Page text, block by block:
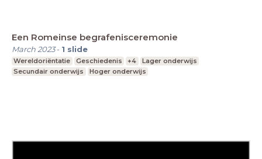
Een Romeinse begrafenisceremonie
March 2023- 1 slide
Wereldoriëntatie Geschiedenis +4
Lager onderwijs
Secundair onderwijs
Hoger onderwijs